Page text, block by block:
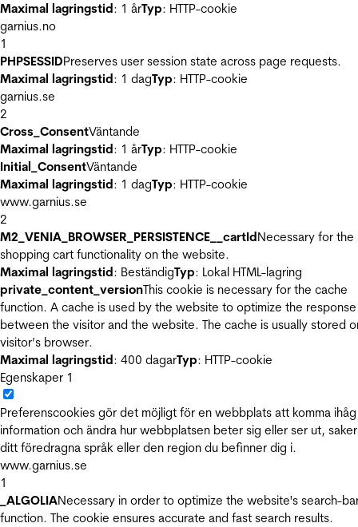
Maximal lagringstid: 1 årTyp: HTTP-cookie
garnius.no
1
PHPSESSIDPreserves user session state across page requests.
Maximal lagringstid: 1 dagTyp: HTTP-cookie
garnius.se
2
Cross_ConsentVäntande
Maximal lagringstid: 1 årTyp: HTTP-cookie
Initial_ConsentVäntande
Maximal lagringstid: 1 dagTyp: HTTP-cookie
www.garnius.se
2
M2_VENIA_BROWSER_PERSISTENCE__cartIdNecessary for the
shopping cart functionality on the website.
Maximal lagringstid: BeständigTyp: Lokal HTML-lagring
private_content_versionThis cookie is necessary for the cache
function. A cache is used by the website to optimize the
between the visitor and the website. The cache is usually stored
visitor’s browser.
Maximal lagringstid: 400 dagarTyp: HTTP-cookie
Egenskaper 1
Preferenscookies gör det möjligt för en webbplats att komma ihåg
information och ändra hur webbplatsen beter sig eller ser ut,
ditt föredragna språk eller den region du befinner dig i.
www.garnius.se
1
_ALGOLIANecessary in order to optimize the website's search-
function. The cookie ensures accurate and fast search results.